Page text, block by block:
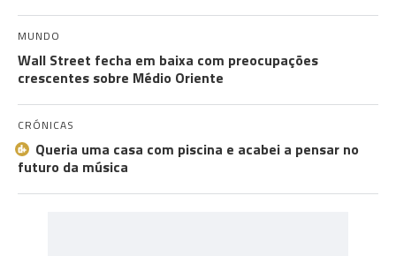
MUNDO
Wall Street fecha em baixa com preocupações
crescentes sobre Médio Oriente
CRÓNICAS
Queria uma casa com piscina e acabei a pensar no
futuro da música